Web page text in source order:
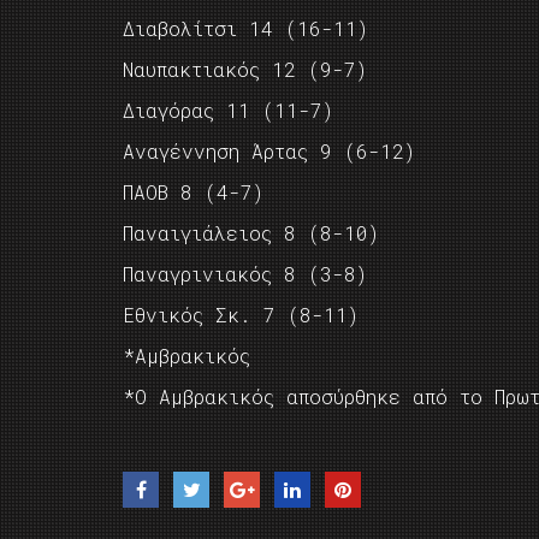
Διαβολίτσι 14 (16-11)
Ναυπακτιακός 12 (9-7)
Διαγόρας 11 (11-7)
Αναγέννηση Άρτας 9 (6-12)
ΠΑΟΒ 8 (4-7)
Παναιγιάλειος 8 (8-10)
Παναγρινιακός 8 (3-8)
Εθνικός Σκ. 7 (8-11)
*Αμβρακικός
*Ο Αμβρακικός αποσύρθηκε από το